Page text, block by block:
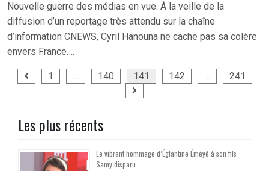
Nouvelle guerre des médias en vue. À la veille de la
diffusion d’un reportage très attendu sur la chaîne
d’information CNEWS, Cyril Hanouna ne cache pas sa colère
envers France….
Pagination
1 … 140 141 142 … 241
Les plus récents
Le vibrant hommage d’Églantine Éméyé à son fils
Samy disparu